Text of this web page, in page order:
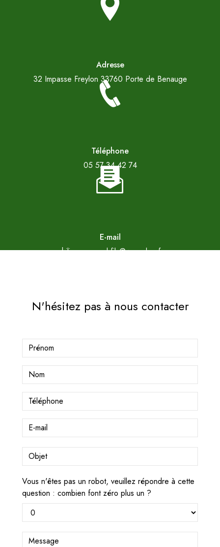
Adresse
32 Impasse Freylon 33760 Porte de Benauge
Téléphone
05 57 34 42 74
E-mail
philippe.arnaud.fils@wanadoo.fr
N'hésitez pas à nous contacter
Vous n'êtes pas un robot, veuillez répondre à cette
question : combien font zéro plus un ?